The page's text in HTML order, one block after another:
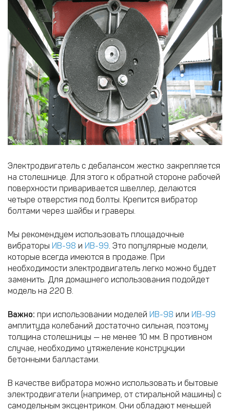
Электродвигатель с дебалансом жестко закрепляется
на столешнице. Для этого к обратной стороне рабочей
поверхности приваривается швеллер, делаются
четыре отверстия под болты. Крепится вибратор
болтами через шайбы и граверы.
Мы рекомендуем использовать площадочные
вибраторы ИВ-98 и ИВ-99. Это популярные модели,
которые всегда имеются в продаже. При
необходимости электродвигатель легко можно будет
заменить. Для домашнего использования подойдет
модель на 220 В.
Важно: при использовании моделей ИВ-98 или ИВ-99
амплитуда колебаний достаточно сильная, поэтому
толщина столешницы — не менее 10 мм. В противном
случае, необходимо утяжеление конструкции
бетонными балластами.
В качестве вибратора можно использовать и бытовые
электродвигатели (например, от стиральной машины) с
самодельным эксцентриком. Они обладают меньшей